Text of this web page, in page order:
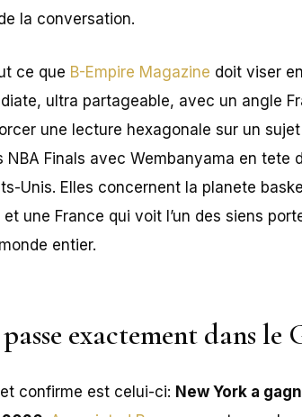
la conversation.
ce que B-Empire Magazine doit viser
ultra partageable, avec un angle
une lecture hexagonale sur un
NBA Finals avec Wembanyama en tete
Unis. Elles concernent la planete
une France qui voit l’un des siens
entier.
passe exactement dans le
confirme est celui-ci: New York a